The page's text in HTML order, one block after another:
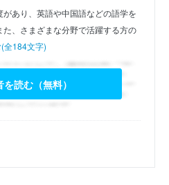
あり、英語や中国語などの語学を
、さまざまな分野で活躍する方の
全184文字)
読む（無料）